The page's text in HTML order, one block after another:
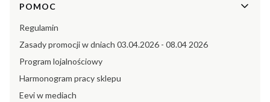
POMOC
Regulamin
Zasady promocji w dniach 03.04.2026 - 08.04 2026
Program lojalnościowy
Harmonogram pracy sklepu
Eevi w mediach